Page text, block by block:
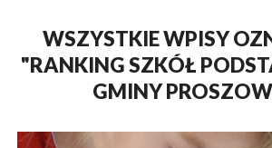
WSZYSTKIE WPISY
"RANKING SZKÓŁ
GMINY